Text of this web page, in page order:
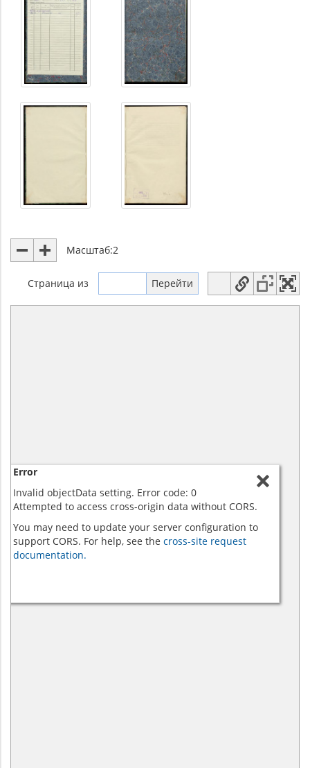
Масштаб:2
Страница из
Error
Invalid objectData setting. Error code: 0
Attempted to access cross-origin data without CORS.
You may need to update your server configuration to
support CORS. For help, see the cross-site request
documentation.